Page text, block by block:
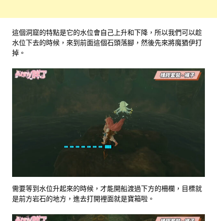
這個洞窟的特點是它的水位會自己上升和下降，所以我們可以趁
水位下去的時候，來到前面這個石頭落腳，然後先來將魔猶伊打
掉。
需要等到水位升起來的時候，才能開船渡過下方的柵欄，目標就
是前方岩石的地方，進去打開裡面就是寶箱啦。